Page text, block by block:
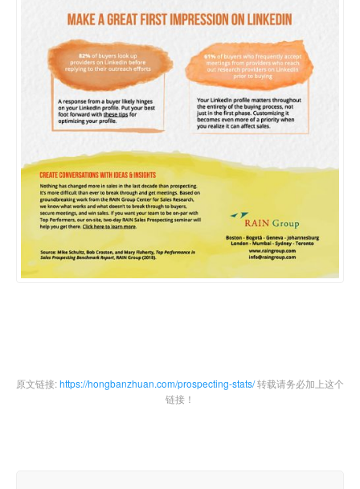
原文链接:https://hongbanzhuan.com/prospecting-stats/转载请务必加上这个
链接！